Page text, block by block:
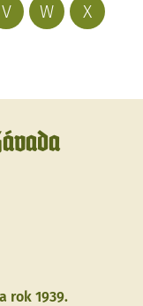
V W
X
rok 1939.